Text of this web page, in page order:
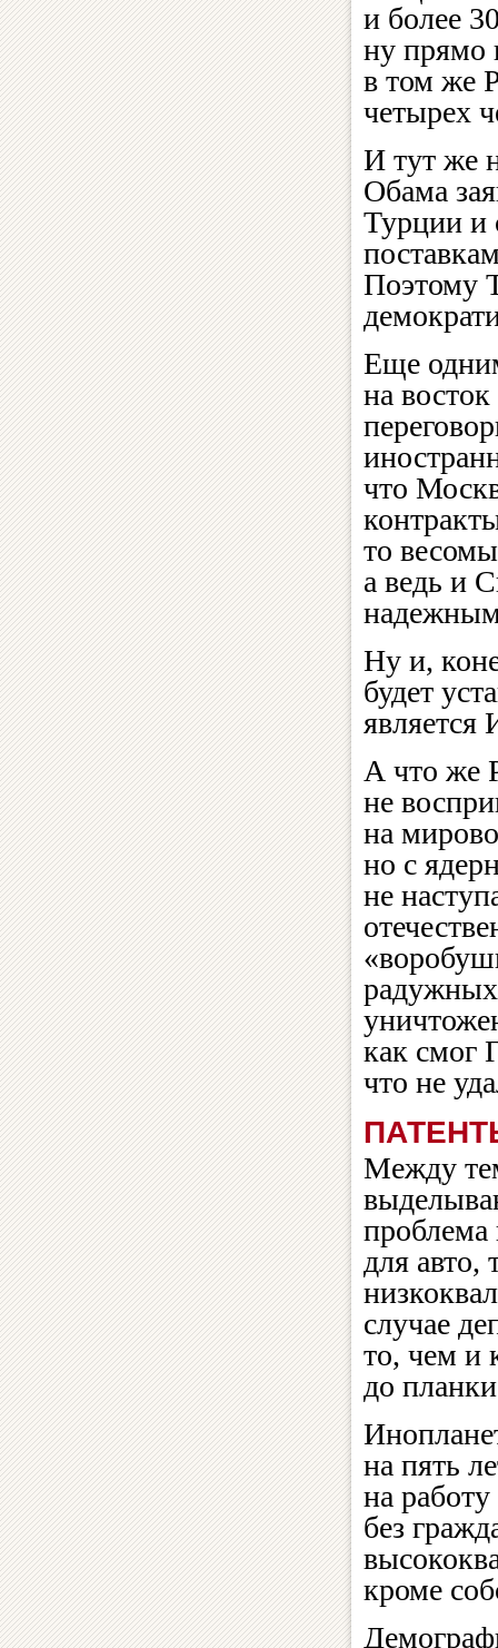
и более
ну прямо
в том же
четырех
И тут же
Обама
Турции и
Поэтому
Еще
на
что
то
а ведь и
Ну и,
будет
является
А что же
не
на
но с
не
как смог
что не
Между
для авто,
случае
то, чем и
до
на пять
на
без
кроме